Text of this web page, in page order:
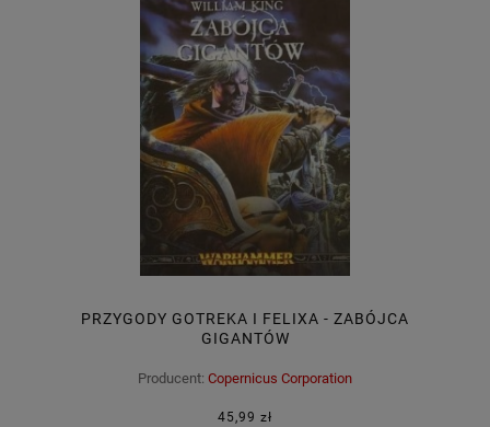
PRZYGODY GOTREKA I FELIXA - ZABÓJCA
GIGANTÓW
Producent: Copernicus Corporation
45,99 zł